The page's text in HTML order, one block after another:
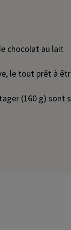
chocolat au lait
le tout prêt à
(160 g) sont